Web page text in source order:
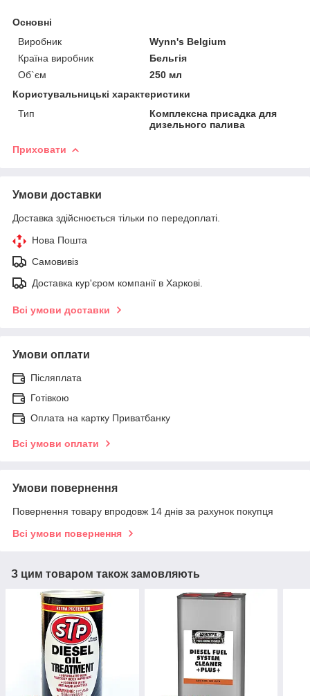
Основні
Виробник
Wynn's Belgium
Країна виробник
Бельгія
Об`єм
250 мл
Користувальницькі характеристики
Тип
Комплексна присадка для
дизельного палива
Приховати
Умови доставки
Доставка здійснюється тільки по передоплаті.
Нова Пошта
Самовивіз
Доставка кур'єром компанії в Харкові.
Всі умови доставки
Умови оплати
Післяплата
Готівкою
Оплата на картку Приватбанку
Всі умови оплати
Умови повернення
Повернення товару впродовж 14 днів за рахунок покупця
Всі умови повернення
З цим товаром також замовляють